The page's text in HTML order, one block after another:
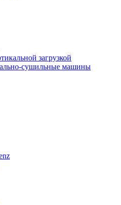
загрузкой
сушильные машины